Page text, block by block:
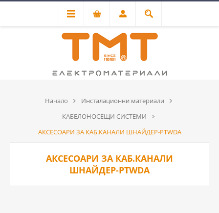
Начало
Инсталационни материали
КАБЕЛОНОСЕЩИ СИСТЕМИ
АКСЕСОАРИ ЗА КАБ.КАНАЛИ ШНАЙДЕР-PTWDA
АКСЕСОАРИ ЗА КАБ.КАНАЛИ
ШНАЙДЕР-PTWDA